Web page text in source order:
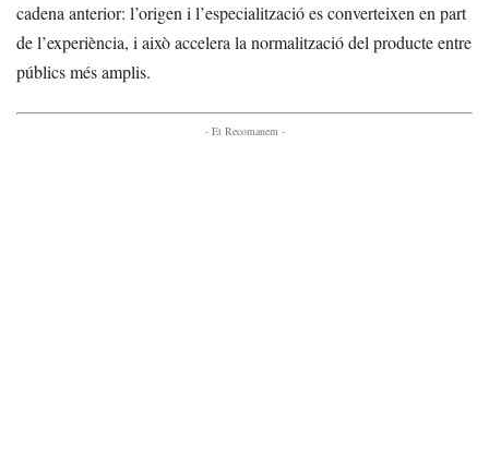
cadena anterior: l’origen i l’especialització es converteixen en part
de l’experiència, i això accelera la normalització del producte entre
públics més amplis.
- Et Recomanem -